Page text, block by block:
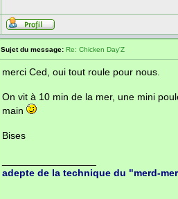
Sujet du message: Re: Chicken Day'Z
merci Ced, oui tout roule pour nous.
On vit à 10 min de la mer, une mini
main
Bises
adepte de la technique du "merd-